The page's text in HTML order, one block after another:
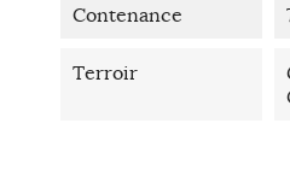
Contenance
Terroir